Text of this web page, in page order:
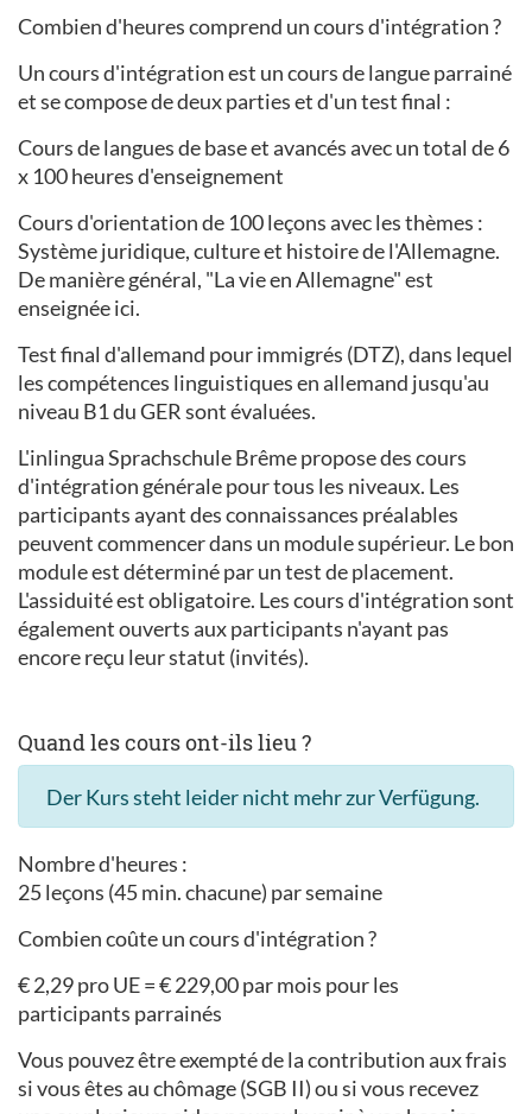
Combien d'heures comprend un cours d'intégration ?
Un cours d'intégration est un cours de langue parrainé
et se compose de deux parties et d'un test final :
Cours de langues de base et avancés avec un total de 6
x 100 heures d'enseignement
Cours d'orientation de 100 leçons avec les thèmes :
Système juridique, culture et histoire de l'Allemagne.
De manière général, "La vie en Allemagne" est
enseignée ici.
Test final d'allemand pour immigrés (DTZ), dans lequel
les compétences linguistiques en allemand jusqu'au
niveau B1 du GER sont évaluées.
L'inlingua Sprachschule Brême propose des cours
d'intégration générale pour tous les niveaux. Les
participants ayant des connaissances préalables
peuvent commencer dans un module supérieur. Le bon
module est déterminé par un test de placement.
L'assiduité est obligatoire. Les cours d'intégration sont
également ouverts aux participants n'ayant pas
encore reçu leur statut (invités).
Quand les cours ont-ils lieu ?
Der Kurs steht leider nicht mehr zur Verfügung.
Nombre d'heures :
25 leçons (45 min. chacune) par semaine
Combien coûte un cours d'intégration ?
€ 2,29 pro UE = € 229,00 par mois pour les
participants parrainés
Vous pouvez être exempté de la contribution aux frais
si vous êtes au chômage (SGB II) ou si vous recevez